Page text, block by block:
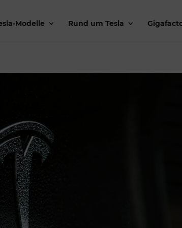
Modelle Rund um Tesla